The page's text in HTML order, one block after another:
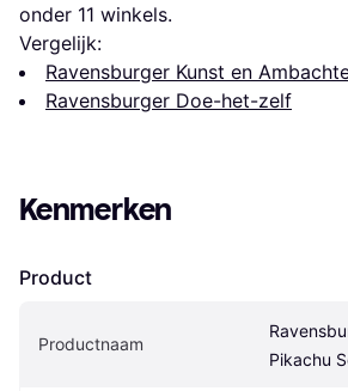
onder 11 winkels.
Vergelijk:
Ravensburger Kunst en
Ravensburger Doe-het-zelf
Kenmerken
Product
Productnaam
Pikachu